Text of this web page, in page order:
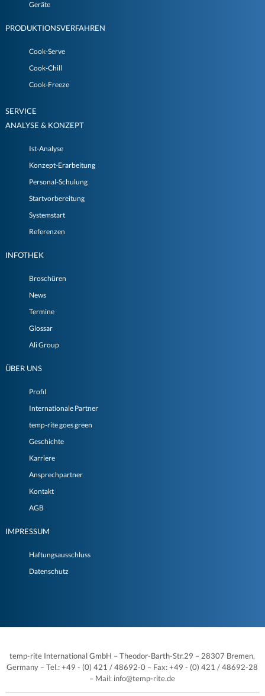
Geräte
PRODUKTIONSVERFAHREN
Cook-Serve
Cook-Chill
Cook-Freeze
SERVICE
ANALYSE & KONZEPT
Ist-Analyse
Konzept-Erarbeitung
Personal-Schulung
Startvorbereitung
Systemstart
Referenzen
INFOTHEK
Broschüren
News
Termine
Glossar
Ali Group
ÜBER UNS
Profil
Internationale Partner
temp-rite goes green
Geschichte
Karriere
Ansprechpartner
Kontakt
AGB
IMPRESSUM
Haftungsausschluss
Datenschutz
temp-rite International GmbH – Theodor-Barth-Str.29 – 28307 Bremen,
Germany – Tel.: +49 - (0) 421 / 48692-0 – Fax: +49 - (0) 421 / 48692-28
– Mail: info@temp-rite.de